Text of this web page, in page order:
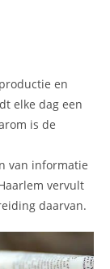
en
elke dag een
is de
van informatie
vervult
daarvan.